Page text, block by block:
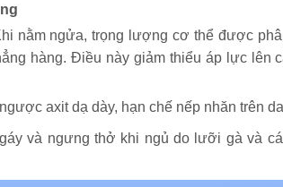
nằm ngửa, trọng lượng cơ thể được
hàng. Điều này giảm thiểu áp lực lên
axit dạ dày, hạn chế nếp nhăn trên
và ngưng thở khi ngủ do lưỡi gà và